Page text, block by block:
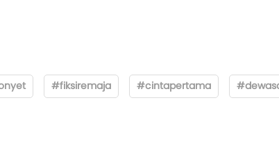
#fiksiremaja #cintapertama